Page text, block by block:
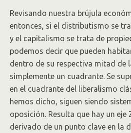
Revisando nuestra brújula
entonces, si el distributismo se
y el capitalismo se trata de
podemos decir que pueden
dentro de su respectiva mitad de
simplemente un cuadrante. Se
en el cuadrante del liberalismo
hemos dicho, siguen siendo
oposición. Resulta que hay un eje
derivado de un punto clave en la